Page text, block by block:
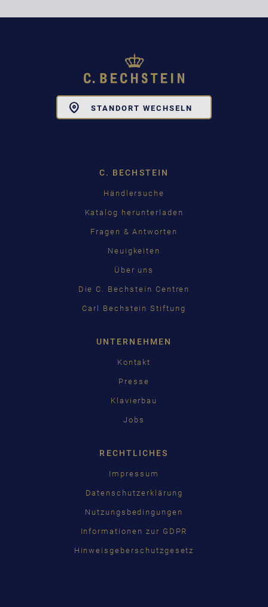
STANDORT WECHSELN
C. BECHSTEIN
Händlersuche
Katalog herunterladen
Fragen & Antworten
Neuigkeiten
Über uns
Die C. Bechstein Centren
Carl Bechstein Stiftung
UNTERNEHMEN
Kontakt
Presse
Klavierbau
Jobs
RECHTLICHES
Impressum
Datenschutzerklärung
Nutzungsbedingungen
Informationen zur GDPR
Hinweisgeberschutzgesetz